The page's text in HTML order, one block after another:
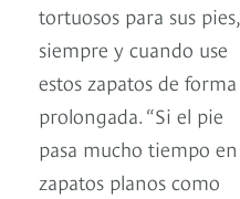
tortuosos para sus pies,
siempre y cuando use
estos zapatos de forma
prolongada. “Si el pie
pasa mucho tiempo en
zapatos planos como